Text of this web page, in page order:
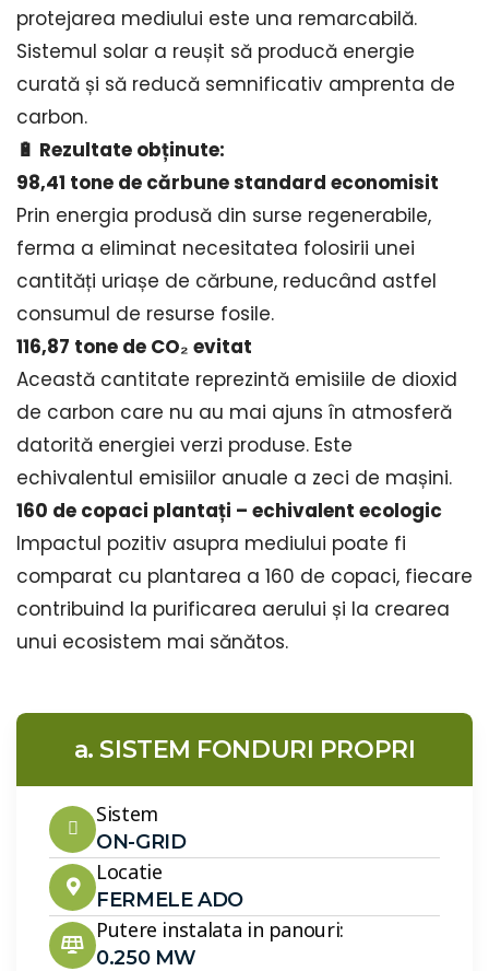
protejarea mediului este una remarcabilă.
Sistemul solar a reușit să producă energie
curată și să reducă semnificativ amprenta de
carbon.
🔋 Rezultate obținute:
98,41 tone de cărbune standard economisit
Prin energia produsă din surse regenerabile,
ferma a eliminat necesitatea folosirii unei
cantități uriașe de cărbune, reducând astfel
consumul de resurse fosile.
116,87 tone de CO₂ evitat
Această cantitate reprezintă emisiile de dioxid
de carbon care nu au mai ajuns în atmosferă
datorită energiei verzi produse. Este
echivalentul emisiilor anuale a zeci de mașini.
160 de copaci plantați – echivalent ecologic
Impactul pozitiv asupra mediului poate fi
comparat cu plantarea a 160 de copaci, fiecare
contribuind la purificarea aerului și la crearea
unui ecosistem mai sănătos.
a. SISTEM FONDURI PROPRI
Sistem
ON-GRID
Locatie
FERMELE ADO
Putere instalata in panouri:
0.250 MW